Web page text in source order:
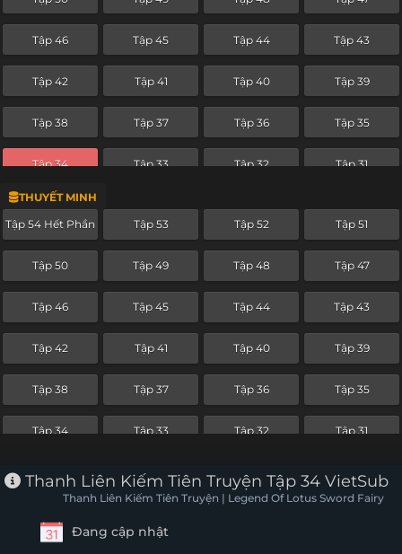
Tập 46 Tập 45 Tập 44 Tập 43
Tập 42 Tập 41 Tập 40 Tập 39
Tập 38 Tập 37 Tập 36 Tập 35
Tập 34 Tập 33 Tập 32 Tập 31
Tập 30
Tập 2 Tập 1
THUYẾT MINH
Tập 54 Hết Phần Tập 53 Tập 52 Tập 51
Tập 50 Tập 49 Tập 48 Tập 47
Tập 46 Tập 45 Tập 44 Tập 43
Tập 42 Tập 41 Tập 40 Tập 39
Tập 38 Tập 37 Tập 36 Tập 35
Tập 34 Tập 33 Tập 32 Tập 31
Tập 30 Tập 29 Tập 28 Tập 27
Thanh Liên Kiếm Tiên Truyện Tập 34 VietSub
Thanh Liên Kiếm Tiên Truyện | Legend Of Lotus Sword Fairy
Đang cập nhật